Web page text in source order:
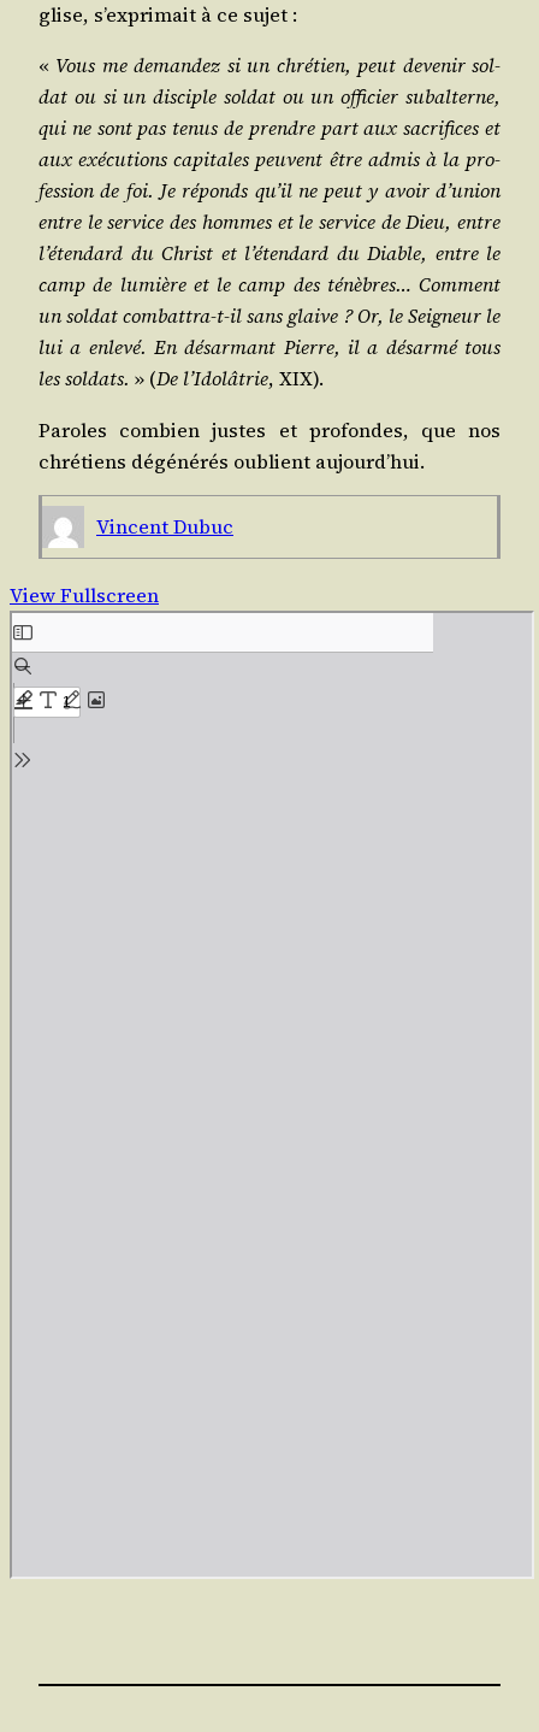
glise, s’ex­pri­mait à ce sujet :
« Vous me deman­dez si un chré­tien, peut deve­nir sol­
dat ou si un dis­ciple sol­dat ou un offi­cier subal­terne,
qui ne sont pas tenus de prendre part aux sacri­fices et
aux exé­cu­tions capi­tales peuvent être admis à la pro­
fes­sion de foi. Je réponds qu’il ne peut y avoir d’u­nion
entre le ser­vice des hommes et le ser­vice de Dieu, entre
l’é­ten­dard du Christ et l’é­ten­dard du Diable, entre le
camp de lumière et le camp des ténèbres… Com­ment
un sol­dat com­bat­tra-t-il sans glaive ? Or, le Sei­gneur le
lui a enle­vé. En désar­mant Pierre, il a désar­mé tous
les sol­dats. » (De l’I­do­lâ­trie, XIX).
Paroles com­bien justes et pro­fondes, que nos
chré­tiens dégé­né­rés oublient aujourd’hui.
Vincent Dubuc
View Fullscreen